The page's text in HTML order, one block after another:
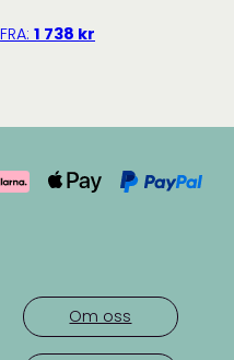
FRA: 1 738 kr
Om oss